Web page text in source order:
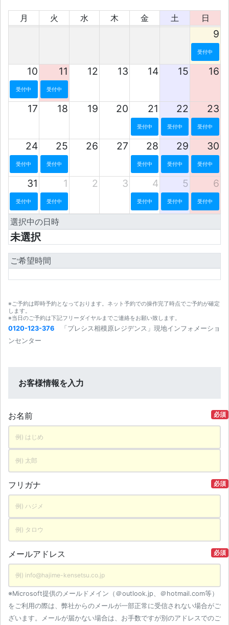
月 火 水 木 金 土 日
9
受付中
10 11 12 13 14 15 16
受付中 受付中
17 18 19 20 21 22 23
受付中 受付中 受付中
24 25 26 27 28 29 30
受付中 受付中 受付中 受付中 受付中
31 1 2 3 4 5 6
受付中 受付中 受付中 受付中 受付中
選択中の日時
未選択
ご希望時間
※ご予約は即時予約となっております。ネット予約での操作完了時点でご予約が確定
します。
※当日のご予約は下記フリーダイヤルまでご連絡をお願い致します。
0120-123-376 「プレシス相模原レジデンス」現地インフォメーショ
ンセンター
お客様情報を入力
お名前 必須
フリガナ 必須
メールアドレス 必須
※Microsoft提供のメールドメイン（＠outlook.jp、＠hotmail.com等）
をご利用の際は、弊社からのメールが一部正常に受信されない場合がご
ざいます。メールが届かない場合は、お手数ですが別のアドレスでのご